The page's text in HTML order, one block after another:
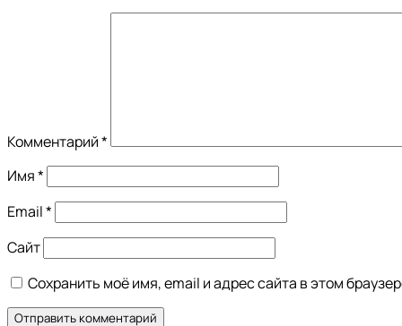
Комментарий*
Имя*
Email*
Сайт
Сохранить моё имя, email и адрес сайта в этом